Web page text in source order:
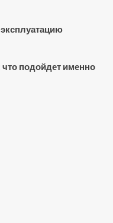
подойдет именно